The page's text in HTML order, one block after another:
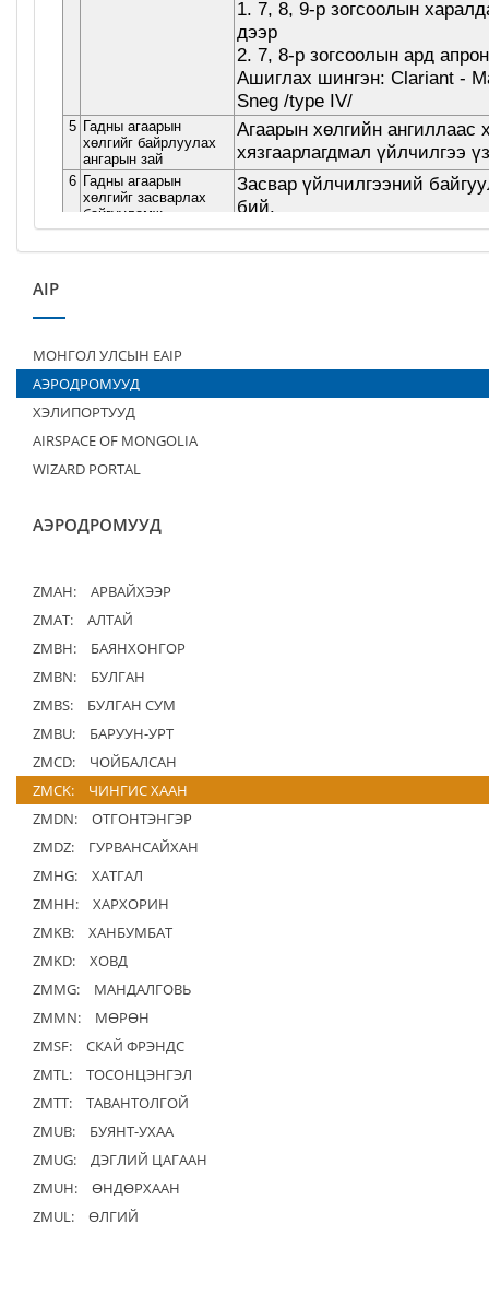
AIP
МОНГОЛ УЛСЫН EAIP
АЭРОДРОМУУД
ХЭЛИПОРТУУД
AIRSPACE OF MONGOLIA
WIZARD PORTAL
АЭРОДРОМУУД
ZMAH:
АРВАЙХЭЭР
ZMAT:
АЛТАЙ
ZMBH:
БАЯНХОНГОР
ZMBN:
БУЛГАН
ZMBS:
БУЛГАН СУМ
ZMBU:
БАРУУН-УРТ
ZMCD:
ЧОЙБАЛСАН
ZMCK:
ЧИНГИС ХААН
ZMDN:
ОТГОНТЭНГЭР
ZMDZ:
ГУРВАНСАЙХАН
ZMHG:
ХАТГАЛ
ZMHH:
ХАРХОРИН
ZMKB:
ХАНБУМБАТ
ZMKD:
ХОВД
ZMMG:
МАНДАЛГОВЬ
ZMMN:
МӨРӨН
ZMSF:
СКАЙ ФРЭНДС
ZMTL:
ТОСОНЦЭНГЭЛ
ZMTT:
ТАВАНТОЛГОЙ
ZMUB:
БУЯНТ-УХАА
ZMUG:
ДЭГЛИЙ ЦАГААН
ZMUH:
ӨНДӨРХААН
ZMUL:
ӨЛГИЙ